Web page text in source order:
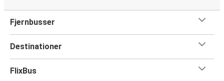
Fjernbusser
Destinationer
FlixBus